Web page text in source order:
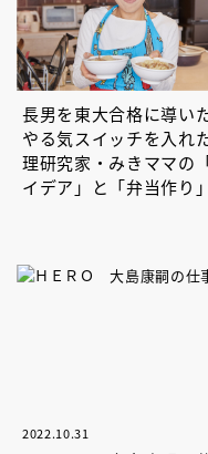
長男を東大合格に導い
やる気スイッチを入れ
理研究家・みきママの
イデア」と「弁当作り」
2022.10.31